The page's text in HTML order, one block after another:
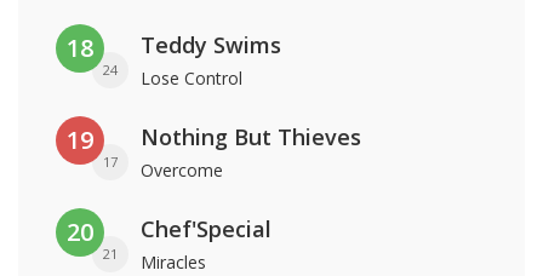
18
24
Teddy Swims
Lose Control
19
17
Nothing But Thieves
Overcome
20
21
Chef'Special
Miracles